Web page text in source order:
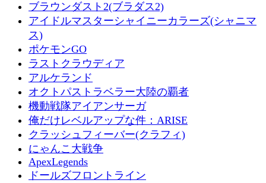
ブラウンダスト2(ブラダス2)
アイドルマスターシャイニーカラーズ(シャニマ
ス)
ポケモンGO
ラストクラウディア
アルケランド
オクトパストラベラー大陸の覇者
機動戦隊アイアンサーガ
俺だけレベルアップな件：ARISE
クラッシュフィーバー(クラフィ)
にゃんこ大戦争
ApexLegends
ドールズフロントライン